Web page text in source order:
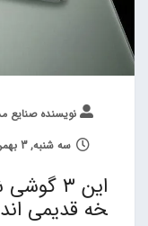
نویسنده صنایع
سه شنبه, 3 بهمن 1402, ساعت 17:37
خه قدیمی